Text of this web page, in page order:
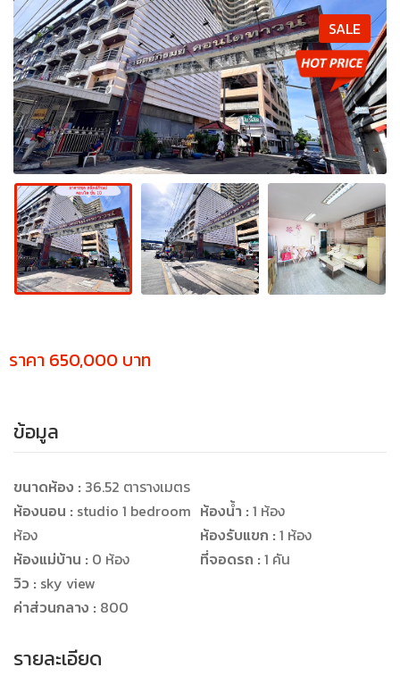
SALE
ราคา 650,000 บาท
ข้อมูล
ขนาดห้อง : 36.52 ตารางเมตร
ห้องนอน : studio 1 bedroom
ห้อง
ห้องน้ำ :1 ห้อง
ห้องรับแขก :1 ห้อง
ห้องแม่บ้าน : 0 ห้อง ที่จอดรถ :1 คัน
วิว : sky view
ค่าส่วนกลาง : 800
รายละเอียด